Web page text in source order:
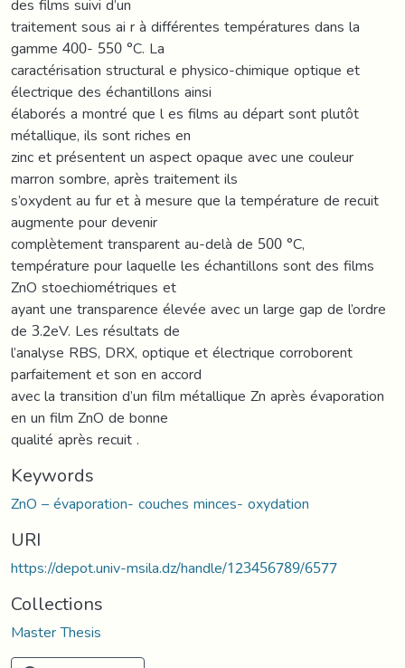
traitement sous ai r à différentes températures dans la
gamme 400- 550 °C. La
caractérisation structural e physico-chimique optique et
électrique des échantillons ainsi
élaborés a montré que l es films au départ sont plutôt
métallique, ils sont riches en
zinc et présentent un aspect opaque avec une couleur
marron sombre, après traitement ils
s’oxydent au fur et à mesure que la température de recuit
augmente pour devenir
complètement transparent au-delà de 500 °C,
température pour laquelle les échantillons sont des films
ZnO stoechiométriques et
ayant une transparence élevée avec un large gap de l’ordre
de 3.2eV. Les résultats de
l’analyse RBS, DRX, optique et électrique corroborent
parfaitement et son en accord
avec la transition d’un film métallique Zn après évaporation
en un film ZnO de bonne
qualité après recuit .
Keywords
ZnO – évaporation- couches minces- oxydation
URI
https://depot.univ-msila.dz/handle/123456789/6577
Collections
Master Thesis